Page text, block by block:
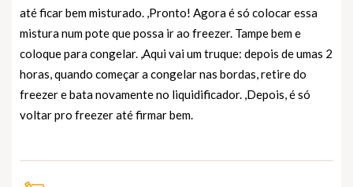
até ficar bem misturado. ,Pronto! Agora é só colocar essa
mistura num pote que possa ir ao freezer. Tampe bem e
coloque para congelar. ,Aqui vai um truque: depois de umas 2
horas, quando começar a congelar nas bordas, retire do
freezer e bata novamente no liquidificador. ,Depois, é só
voltar pro freezer até firmar bem.